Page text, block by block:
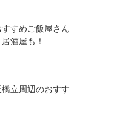
すめご飯屋さん
酒屋も！
立周辺のおすす